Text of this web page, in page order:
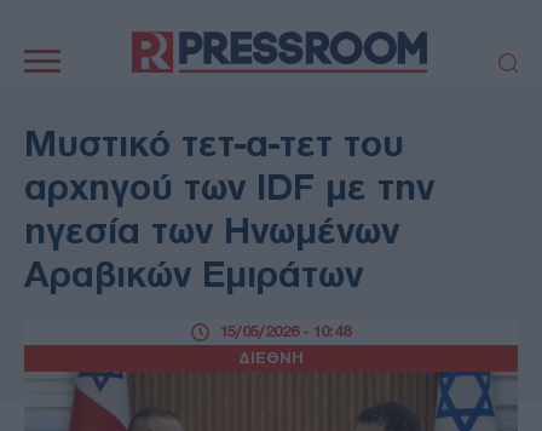
πλοήγηση
ΠΟΛΙΤΙΚΗ
ΕΚΚΛΗΣΙΑ
ΑΜΥΝΑ
ΔΙΕΘΝΗ
ΚΥΠΡΟΣ
MEDIA
LIFESTYLE
AUTO - MOTO
ΓΑΣΤΡΟΝΟΜΙΑ
ΠΑΡΑΞΕΝΑ
Μυστικό τετ-α-τετ του
αρχηγού των IDF με την
ηγεσία των Ηνωμένων
Αραβικών Εμιράτων
ΔΙΕΘΝΗ
15/05/2026 - 10:48